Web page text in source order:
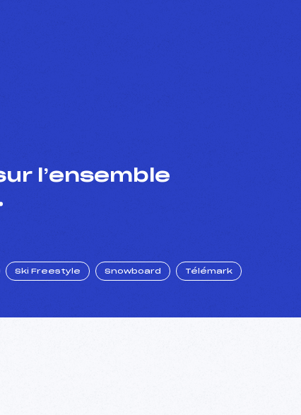
l’ensemble
Ski Freestyle Snowboard Télémark